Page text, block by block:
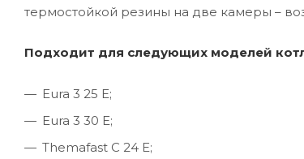
термостойкой резины на две камеры –
Подходит для следующих моделей
Eura 3 25 E;
Eura 3 30 E;
Themafast C 24 E;